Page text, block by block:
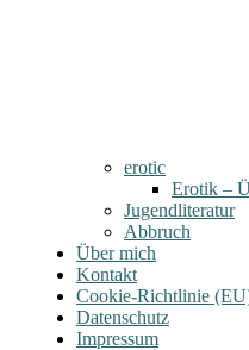
erotic
Erotik –
Jugendliteratur
Abbruch
Über mich
Kontakt
Cookie-Richtlinie
Datenschutz
Impressum